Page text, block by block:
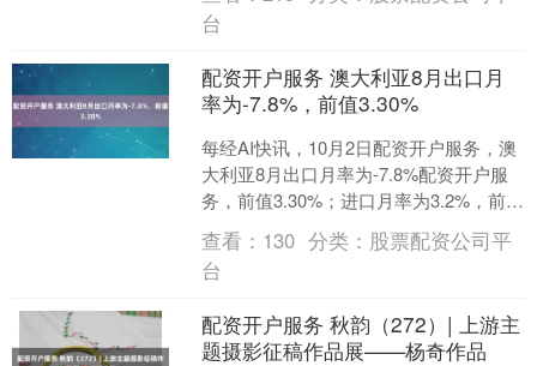
后相关话题引发热议。....
台
配资开户服务 澳大利亚8月出口月
率为-7.8%，前值3.30%
每经AI快讯，10月2日配资开户服务，澳
大利亚8月出口月率为-7.8%配资开户服
务，前值3.30%；进口月率为3.2%，前
值-1.30%。....
查看： 130 分类： 股票配资公司平
台
配资开户服务 秋韵（272）| 上游主
题摄影征稿作品展——杨奇作品